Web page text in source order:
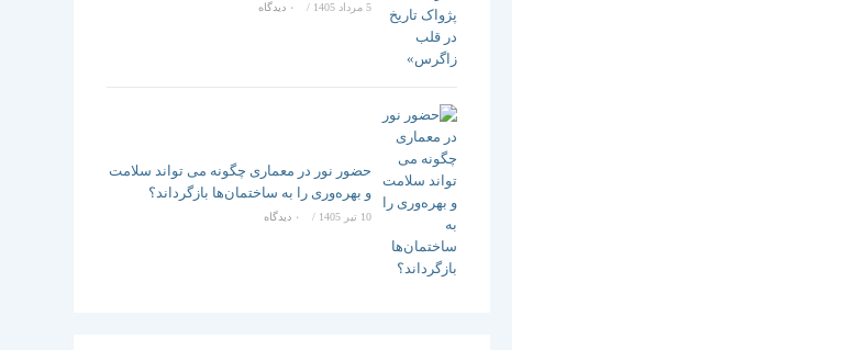
5 مرداد 1405 / ۰ دیدگاه
حضور نور در معماری چگونه می تواند سلامت
و بهره‌وری را به ساختمان‌ها بازگرداند؟
10 تیر 1405 / ۰ دیدگاه